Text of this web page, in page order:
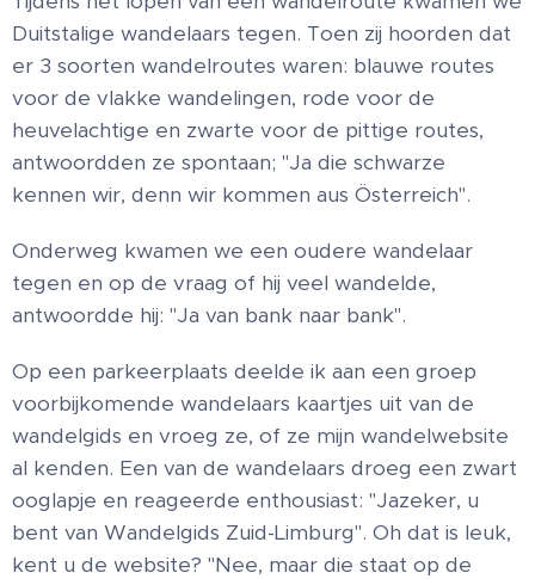
Duitstalige wandelaars tegen. Toen zij hoorden dat
er 3 soorten wandelroutes waren: blauwe routes
voor de vlakke wandelingen, rode voor de
heuvelachtige en zwarte voor de pittige routes,
antwoordden ze spontaan; "Ja die schwarze
kennen wir, denn wir kommen aus Österreich".
Onderweg kwamen we een oudere wandelaar
tegen en op de vraag of hij veel wandelde,
antwoordde hij: "Ja van bank naar bank".
Op een parkeerplaats deelde ik aan een groep
voorbijkomende wandelaars kaartjes uit van de
wandelgids en vroeg ze, of ze mijn wandelwebsite
al kenden. Een van de wandelaars droeg een zwart
ooglapje en reageerde enthousiast: "Jazeker, u
bent van Wandelgids Zuid-Limburg". Oh dat is leuk,
kent u de website? "Nee, maar die staat op de